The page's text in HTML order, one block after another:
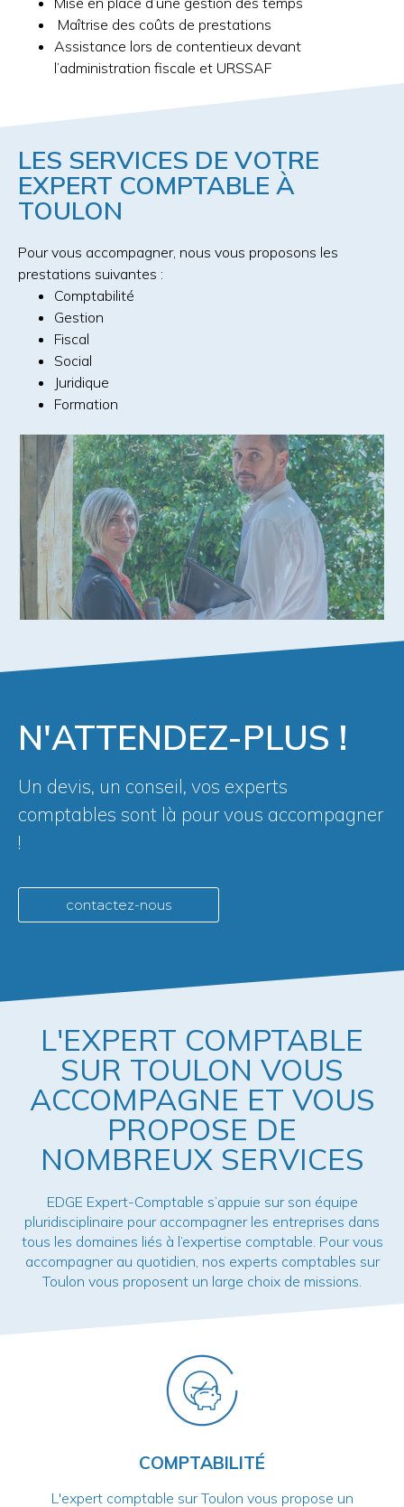
Maîtrise des coûts de prestations
Assistance lors de contentieux devant
l’administration fiscale et URSSAF
LES SERVICES DE VOTRE
EXPERT COMPTABLE À
TOULON
Pour vous accompagner, nous vous proposons les
prestations suivantes :
Comptabilité
Gestion
Fiscal
Social
Juridique
Formation
N'ATTENDEZ-PLUS !
Un devis, un conseil, vos experts
comptables sont là pour vous accompagner
!
contactez-nous
L'EXPERT COMPTABLE
SUR TOULON VOUS
ACCOMPAGNE ET VOUS
PROPOSE DE
NOMBREUX SERVICES
EDGE Expert-Comptable s’appuie sur son équipe
pluridisciplinaire pour accompagner les entreprises dans
tous les domaines liés à l’expertise comptable. Pour vous
accompagner au quotidien, nos experts comptables sur
Toulon vous proposent un large choix de missions.
COMPTABILITÉ
L'expert comptable sur Toulon vous propose un